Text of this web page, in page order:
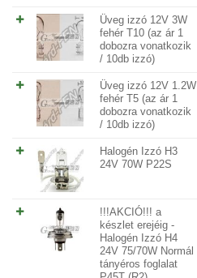
Üveg izzó 12V 3W
fehér T10 (az ár 1
dobozra vonatkozik
/ 10db izzó)
Üveg izzó 12V 1.2W
fehér T5 (az ár 1
dobozra vonatkozik
/ 10db izzó)
Halogén Izzó H3
24V 70W P22S
!!!AKCIÓ!!! a
készlet erejéig -
Halogén Izzó H4
24V 75/70W Normál
tányéros foglalat